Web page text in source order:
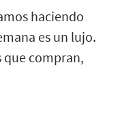
haciendo
es un lujo.
que compran,